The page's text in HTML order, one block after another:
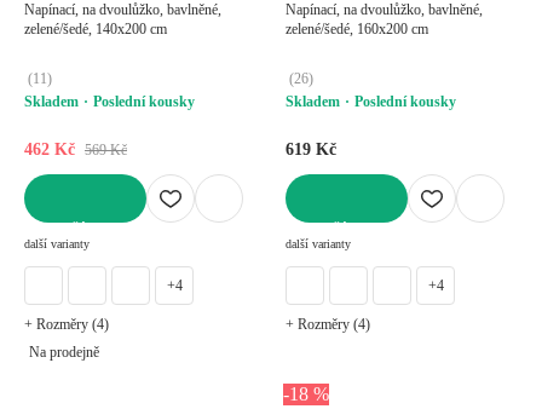
Napínací, na dvoulůžko, bavlněné,
zelené/šedé, 140x200 cm
(11)
Skladem
Poslední kousky
462 Kč 569 Kč
další varianty
+4
+ Rozměry (4)
Na prodejně
Napínací, na dvoulůžko, bavlněné,
zelené/šedé, 160x200 cm
(26)
Skladem
Poslední kousky
619 Kč
další varianty
+4
+ Rozměry (4)
-18 %